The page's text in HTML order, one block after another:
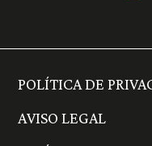
POLÍTICA DE
AVISO LEGAL